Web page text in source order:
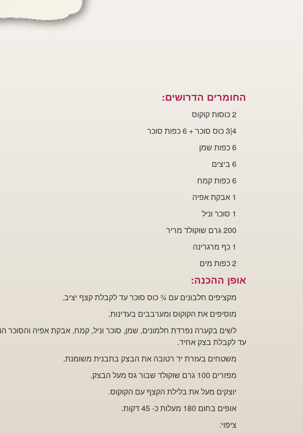
החומרים הדרושים:
2 כוסות קוקוס
4|3 כוס סוכר + 6 כפות סוכר
6 כפות שמן
6 ביצים
6 כפות קמח
1 אבקת אפיה
1 סוכר
וניל
200 גרם שוקולד מריר
1 כף מרגרינה
2 כפות
מים
אופן ההכנה:
מקציפים חלבונים עם ¾ כוס סוכר עדלקבלת קצף יציב.
מוסיפים את הקוקוס ומערבבים בעדינות.
לשים בקערה נפרדת חלמונים, שמן, סוכר וניל, קמח, אבקת אפיה והסוכר
עד לקבלת בצק אחיד.
משטחים בעזרת יד רטובה את הבצק בתבנית משומנת.
מפזרים 100 גרם שוקולד שבור גס מעל הבצק.
יוצקים מעל את בלילת הקצף עם הקוקוס.
אופים בחום 180
מעלות כ- 45 דקות.
ציפוי: